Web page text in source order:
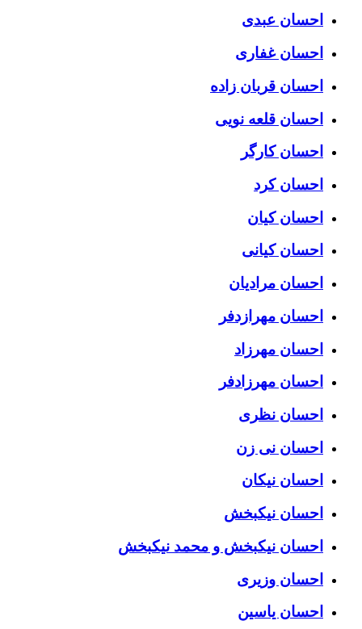
احسان عبدی
احسان غفاری
احسان قربان زاده
احسان قلعه نویی
احسان کارگر
احسان کرد
احسان کیان
احسان کیانی
احسان مرادیان
احسان مهرازدفر
احسان مهرزاد
احسان مهرزادفر
احسان نظری
احسان نی زن
احسان نیکان
احسان نیکبخش
احسان نیکبخش و محمد نیکبخش
احسان وزیری
احسان یاسین